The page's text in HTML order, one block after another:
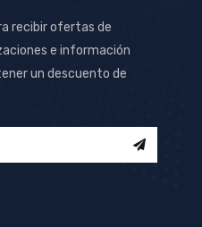
recibir ofertas de
e información
un descuento de